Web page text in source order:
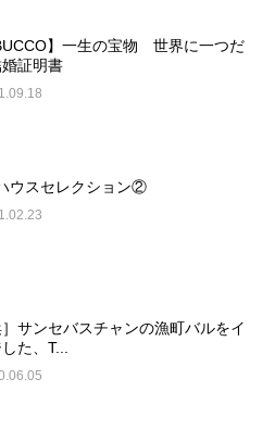
】一生の宝物 世界に一つだ
証明書
ウスセレクション②
］サンセバスチャンの漁町バルをイ
た、T...